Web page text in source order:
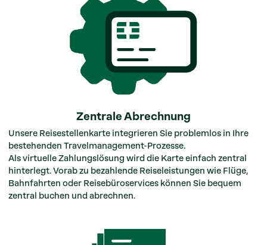
Zentrale Abrechnung
Unsere Reisestellenkarte integrieren Sie problemlos in Ihre
bestehenden Travelmanagement-Prozesse.
Als virtuelle Zahlungslösung wird die Karte einfach zentral
hinterlegt. Vorab zu bezahlende Reiseleistungen wie Flüge,
Bahnfahrten oder Reisebüroservices können Sie bequem
zentral buchen und abrechnen.